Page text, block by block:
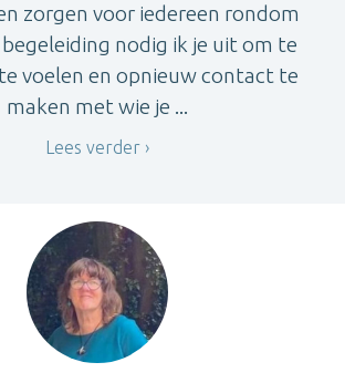
zorgen voor iedereen rondom
nodig ik je uit om te
voelen en opnieuw contact te
maken met wie je ...
Lees verder